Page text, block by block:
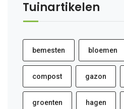
Tuinartikelen
bemesten bloemen
compost gazon
groenten hagen